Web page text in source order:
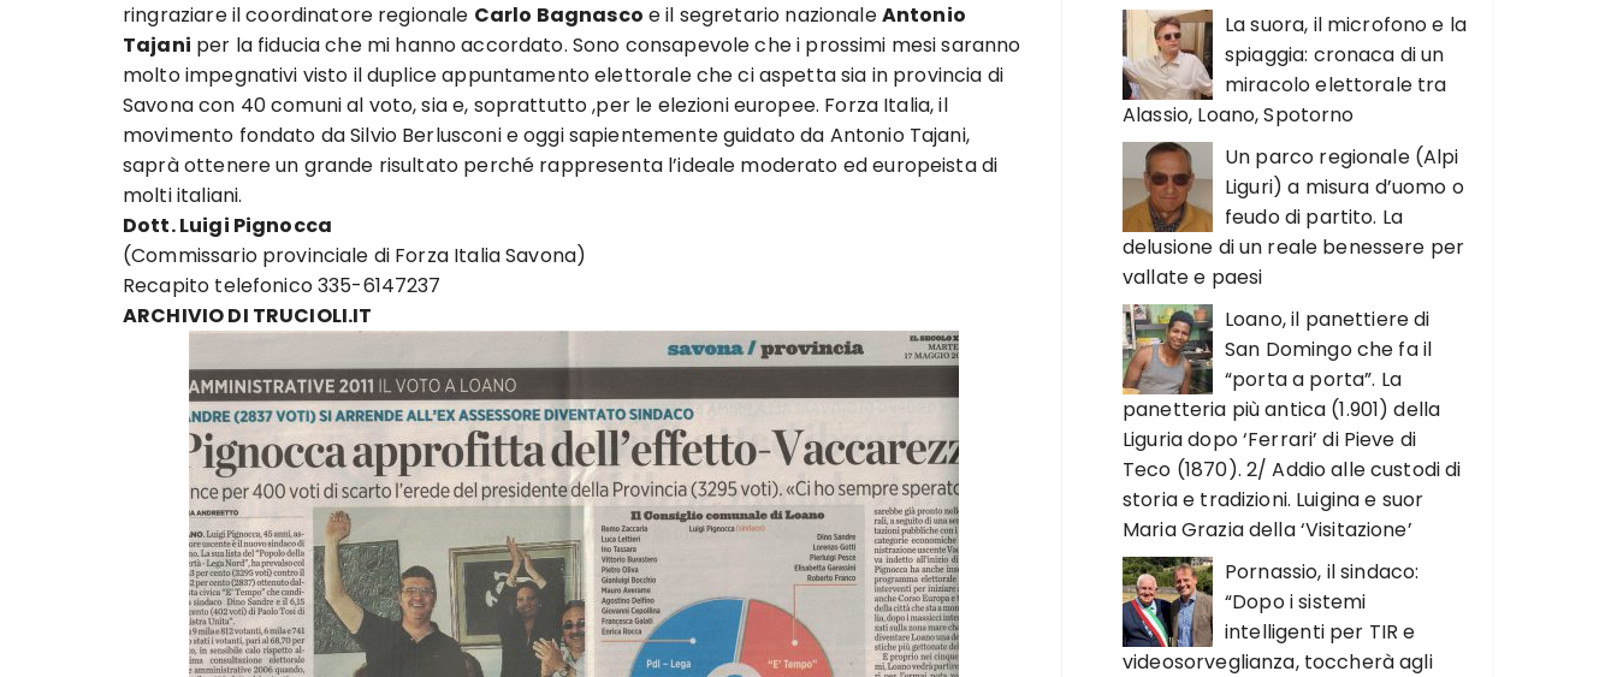
ringraziare il coordinatore regionale Carlo Bagnasco e il segretario nazionaleAntonio
Tajani per la fiducia che mi hanno accordato. Sono consapevole che i prossimi mesi saranno
molto impegnativi visto il duplice appuntamento elettorale che ci aspetta sia in provincia di
Savona con 40 comuni al voto, sia e, soprattutto ,per le elezioni europee. Forza Italia, il
movimento fondato da Silvio Berlusconi e oggi sapientemente guidato da Antonio Tajani,
saprà ottenere un grande risultato perché rappresenta l’ideale moderato ed europeista di
molti italiani.
Dott. Luigi Pignocca
(Commissario provinciale di Forza Italia Savona)
Recapito telefonico 335-6147237
ARCHIVIO DI TRUCIOLI.IT
La suora, il microfono e la
spiaggia: cronaca di un
miracolo elettorale tra
Alassio, Loano, Spotorno
Un parco regionale (Alpi
Liguri) a misura d’uomo o
feudo di partito. La
delusione di un reale benessere per
vallate e paesi
Loano, il panettiere di
San Domingo che fa il
“porta a porta”. La
panetteria più antica (1.901) della
Liguria dopo ‘Ferrari’ di Pieve di
Teco (1870). 2/ Addio alle custodi di
storia e tradizioni. Luigina e suor
Maria Grazia della ‘Visitazione’
Pornassio, il sindaco:
“Dopo i sistemi
intelligenti per TIR e
videosorveglianza, toccherà agli